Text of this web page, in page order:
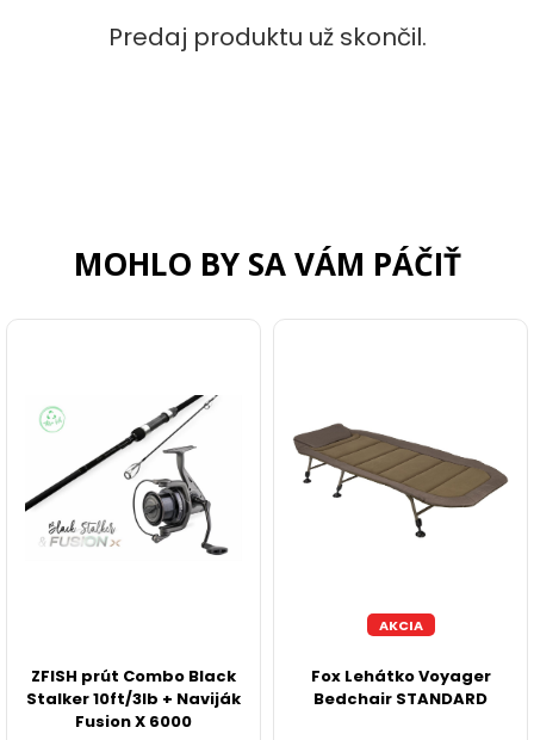
Predaj produktu už skončil.
MOHLO BY SA VÁM PÁČIŤ
ZFISH prút Combo Black
Stalker 10ft/3lb + Naviják
Fusion X 6000
AKCIA
Fox Lehátko Voyager
Bedchair STANDARD
FEEDER PRÚTY
PRÍVLAČOVÉ PRÚTY
BIČE A DELIČKY
SPODOVÉ A MARKEROVACIE PRÚTY
MATCHOVÉ A BOLOGNESOVÉ PRÚTY